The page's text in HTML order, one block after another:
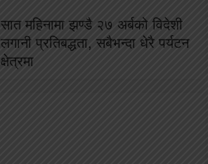
सात महिनामा झण्डै २७ अर्बको विदेशी
लगानी प्रतिबद्धता, सबैभन्दा धेरै पर्यटन
क्षेत्रमा